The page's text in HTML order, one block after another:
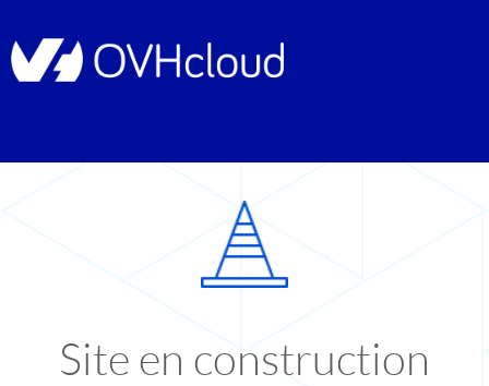
Site en construction